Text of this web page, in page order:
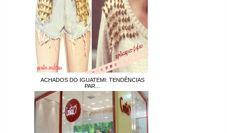
ACHADOS DO IGUATEMI: TENDÊNCIAS
PAR...